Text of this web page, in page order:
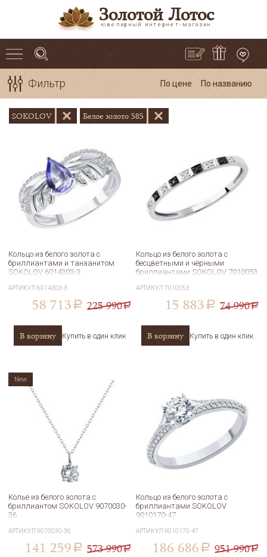
Золотой Лотос
ювелирный интернет-магазин
Фильтр По цене По названию
SOKOLOV Белое золото 585
Кольцо из белого золота с
бриллиантами и танзанитом
SOKOLOV 6014303-3
АРТИКУЛ6014303-3
58 713 a 225 990a
В корзину Купить в один клик
Кольцо из белого золота с
бесцветными и чёрными
бриллиантами SOKOLOV 7010053
АРТИКУЛ 7010053
15 883 a 74 990a
В корзину Купить в один клик
Колье из белого золота с
бриллиантом SOKOLOV 9070030-
36
АРТИКУЛ9070030-36
141 259 a 573 990a
New
Кольцо из белого золота с
бриллиантами SOKOLOV
9010170-47
АРТИКУЛ9010170-47
186 686 a 951 990a